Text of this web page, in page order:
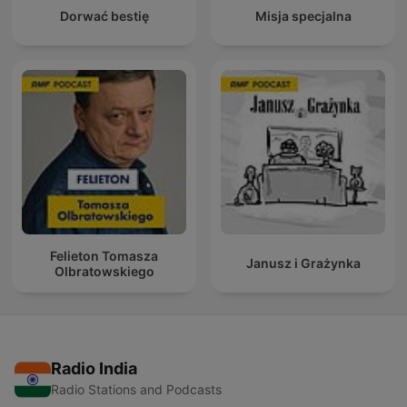
Dorwać bestię Misja specjalna
Felieton Tomasza
Olbratowskiego
Janusz i Grażynka
Radio India
Radio Stations and Podcasts